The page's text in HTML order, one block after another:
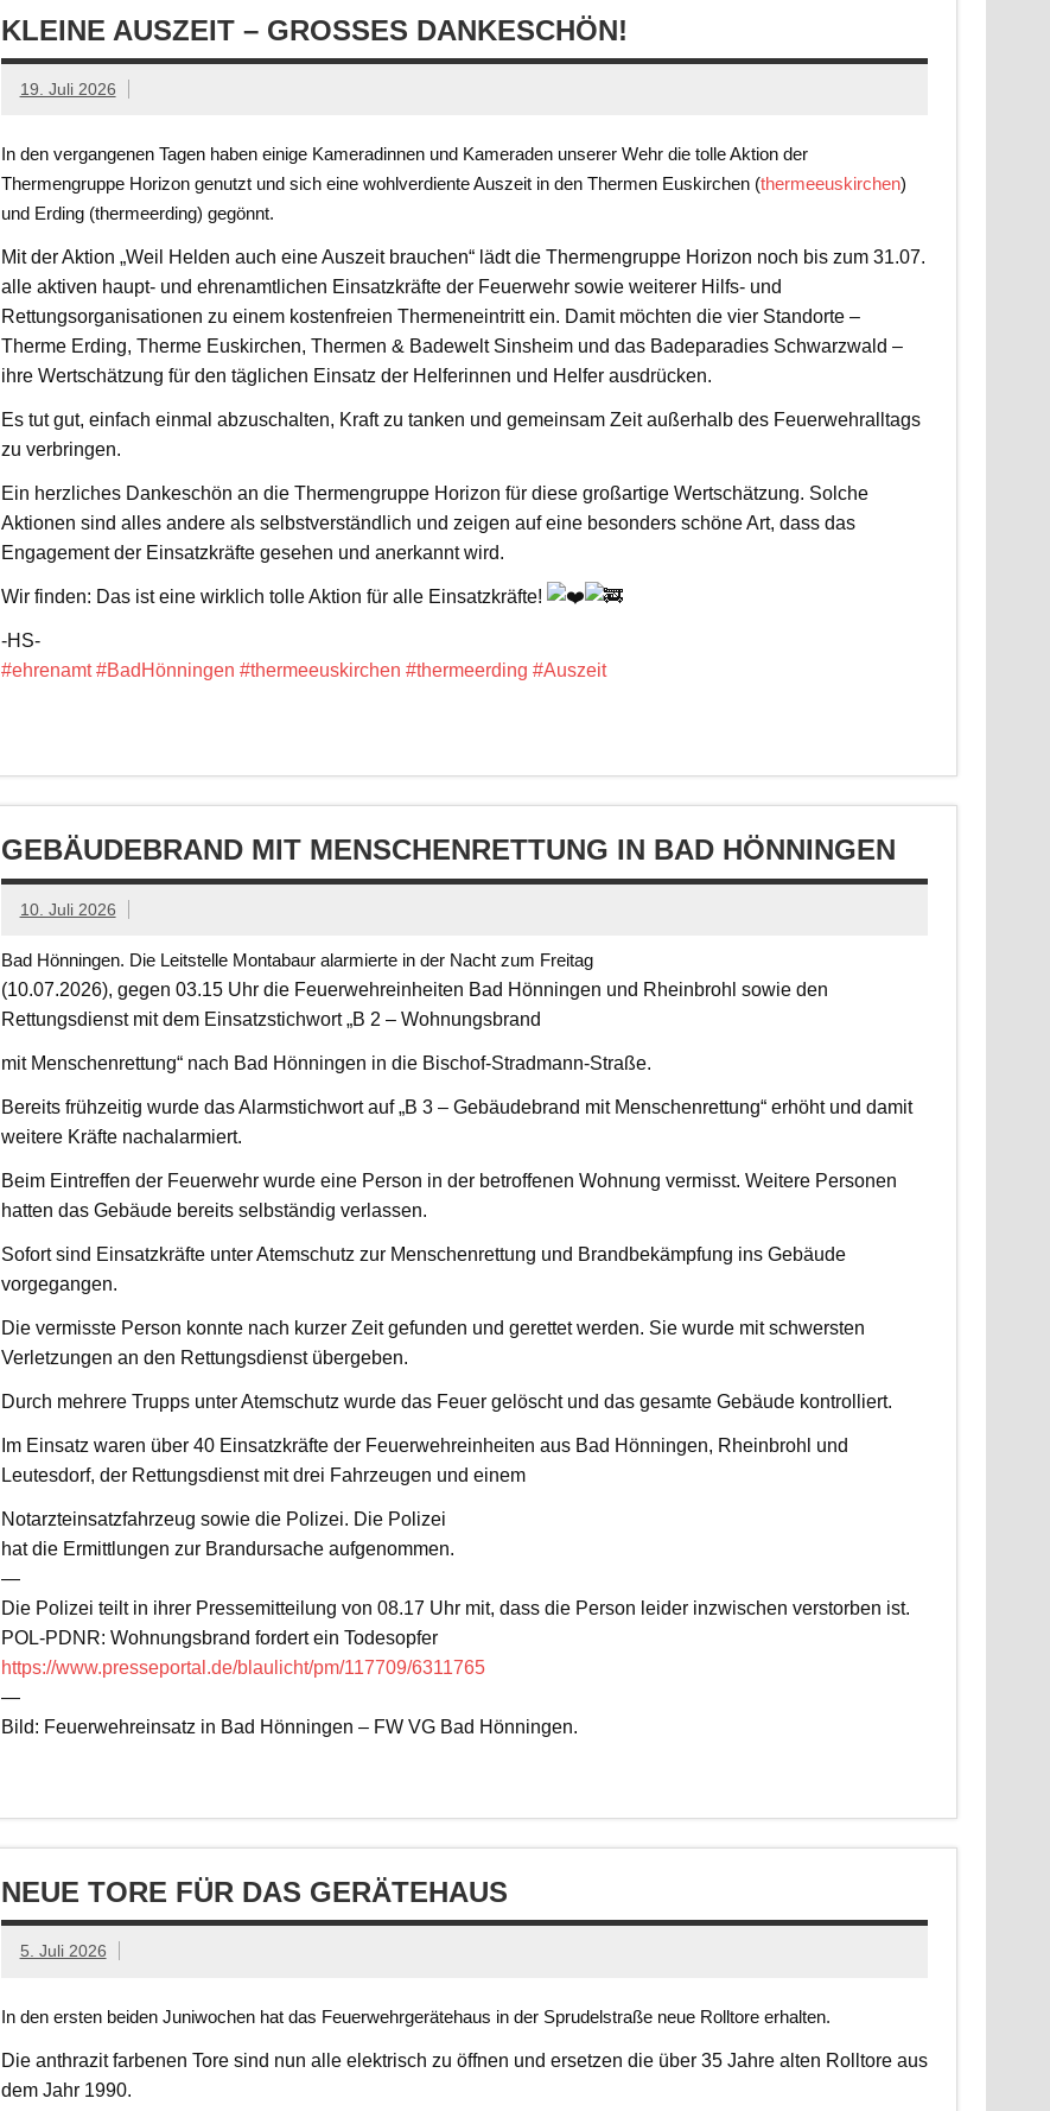
KLEINE AUSZEIT – GROSSES DANKESCHÖN!
19. Juli 2026
In den vergangenen Tagen haben einige Kameradinnen und Kameraden unserer Wehr die tolle Aktion der
Thermengruppe Horizon genutzt und sich eine wohlverdiente Auszeit in den Thermen Euskirchen (thermeeuskirchen)
und Erding (thermeerding) gegönnt.
Mit der Aktion „Weil Helden auch eine Auszeit brauchen“ lädt die Thermengruppe Horizon noch bis zum 31.07.
alle aktiven haupt- und ehrenamtlichen Einsatzkräfte der Feuerwehr sowie weiterer Hilfs- und
Rettungsorganisationen zu einem kostenfreien Thermeneintritt ein. Damit möchten die vier Standorte –
Therme Erding, Therme Euskirchen, Thermen & Badewelt Sinsheim und das Badeparadies Schwarzwald –
ihre Wertschätzung für den täglichen Einsatz der Helferinnen und Helfer ausdrücken.
Es tut gut, einfach einmal abzuschalten, Kraft zu tanken und gemeinsam Zeit außerhalb des Feuerwehralltags
zu verbringen.
Ein herzliches Dankeschön an die Thermengruppe Horizon für diese großartige Wertschätzung. Solche
Aktionen sind alles andere als selbstverständlich und zeigen auf eine besonders schöne Art, dass das
Engagement der Einsatzkräfte gesehen und anerkannt wird.
Wir finden: Das ist eine wirklich tolle Aktion für alle Einsatzkräfte!
-HS-
#ehrenamt #BadHönningen #thermeeuskirchen #thermeerding #Auszeit
GEBÄUDEBRAND MIT MENSCHENRETTUNG IN BAD HÖNNINGEN
10. Juli 2026
Bad Hönningen. Die Leitstelle Montabaur alarmierte in der Nacht zum Freitag
(10.07.2026), gegen 03.15 Uhr die Feuerwehreinheiten Bad Hönningen und Rheinbrohl sowie den
Rettungsdienst mit dem Einsatzstichwort „B 2 – Wohnungsbrand
mit Menschenrettung“ nach Bad Hönningen in die Bischof-Stradmann-Straße.
Bereits frühzeitig wurde das Alarmstichwort auf „B 3 – Gebäudebrand mit Menschenrettung“ erhöht und damit
weitere Kräfte nachalarmiert.
Beim Eintreffen der Feuerwehr wurde eine Person in der betroffenen Wohnung vermisst. Weitere Personen
hatten das Gebäude bereits selbständig verlassen.
Sofort sind Einsatzkräfte unter Atemschutz zur Menschenrettung und Brandbekämpfung ins Gebäude
vorgegangen.
Die vermisste Person konnte nach kurzer Zeit gefunden und gerettet werden. Sie wurde mit schwersten
Verletzungen an den Rettungsdienst übergeben.
Durch mehrere Trupps unter Atemschutz wurde das Feuer gelöscht und das gesamte Gebäude kontrolliert.
Im Einsatz waren über 40 Einsatzkräfte der Feuerwehreinheiten aus Bad Hönningen, Rheinbrohl und
Leutesdorf, der Rettungsdienst mit drei Fahrzeugen und einem
Notarzteinsatzfahrzeug sowie die Polizei. Die Polizei
hat die Ermittlungen zur Brandursache aufgenommen.
—
Die Polizei teilt in ihrer Pressemitteilung von 08.17 Uhr mit, dass die Person leider inzwischen verstorben ist.
POL-PDNR: Wohnungsbrand fordert ein Todesopfer
https://www.presseportal.de/blaulicht/pm/117709/6311765
—
Bild: Feuerwehreinsatz in Bad Hönningen – FW VG Bad Hönningen.
NEUE TORE FÜR DAS GERÄTEHAUS
5. Juli 2026
In den ersten beiden Juniwochen hat das Feuerwehrgerätehaus in der Sprudelstraße neue Rolltore erhalten.
Die anthrazit farbenen Tore sind nun alle elektrisch zu öffnen und ersetzen die über 35 Jahre alten Rolltore aus
dem Jahr 1990.